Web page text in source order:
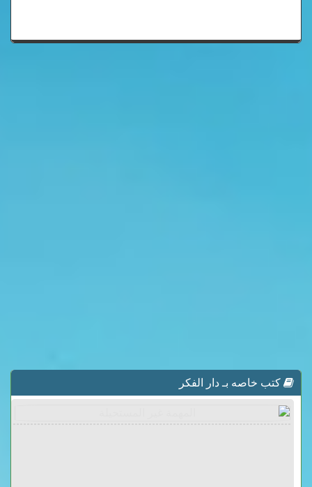
كتب خاصه بـ دار الفكر